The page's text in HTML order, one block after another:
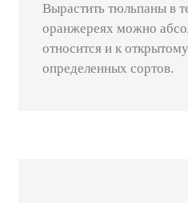
Вырастить тюльпаны в
оранжереях можно
относится и к
определенных сортов.